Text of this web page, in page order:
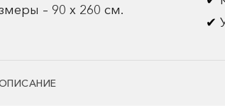
– 90 х 260 см.